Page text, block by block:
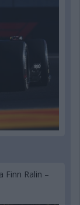
Finn Ralin –